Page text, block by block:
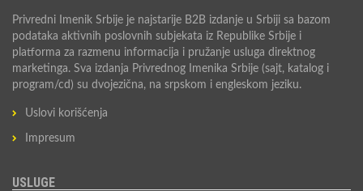
Privredni Imenik Srbije je najstarije B2B izdanje u Srbiji sa bazom
podataka aktivnih poslovnih subjekata iz Republike Srbije i
platforma za razmenu informacija i pružanje usluga direktnog
marketinga. Sva izdanja Privrednog Imenika Srbije (sajt, katalog i
program/cd) su dvojezična, na srpskom i engleskom jeziku.
Uslovi korišćenja
Impresum
USLUGE